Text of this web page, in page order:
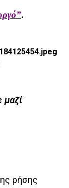
.
μαζί
ρήσης